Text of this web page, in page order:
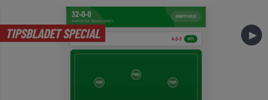
TIPSBLADET SPECIAL ►